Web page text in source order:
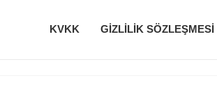
KVKK GIZLILIK SÖZLEŞMESI